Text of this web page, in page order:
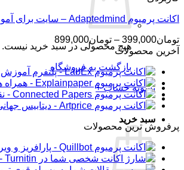
هیچ محصولی در سبد خرید نیست.
بازگشت به فروشگاه
تسویه حساب +
سبد خرید
اکانت پرمیوم Adaptedmind – سایت برای آموزش کودکان
تومان399,000
– تومان899,000محدوده
قیمت:
تا
تومان899,000
آخرین محصولات
پرفروش ترین محصولات